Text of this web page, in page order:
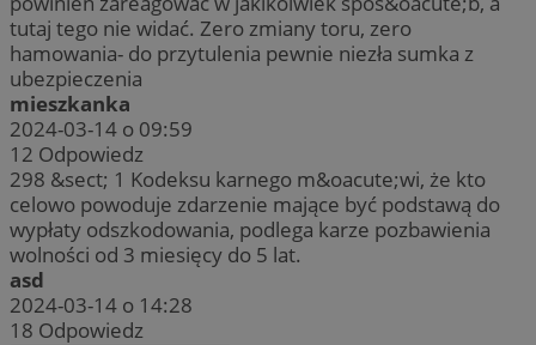
tutaj tego nie widać. Zero zmiany toru, zero
hamowania- do przytulenia pewnie niezła sumka z
ubezpieczenia
mieszkanka
2024-03-14 o 09:59
12 Odpowiedz
298 &sect; 1 Kodeksu karnego m&oacute;wi, że kto
celowo powoduje zdarzenie mające być podstawą do
wypłaty odszkodowania, podlega karze pozbawienia
wolności od 3 miesięcy do 5 lat.
asd
2024-03-14 o 14:28
18 Odpowiedz